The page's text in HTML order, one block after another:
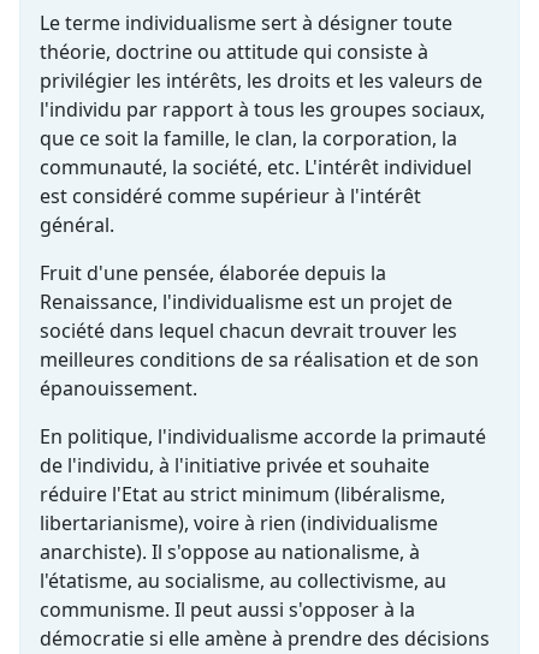
Le terme individualisme sert à désigner toute
théorie, doctrine ou attitude qui consiste à
privilégier les intérêts, les droits et les valeurs de
l'individu par rapport à tous les groupes sociaux,
que ce soit la famille, le clan, la corporation, la
communauté, la société, etc. L'intérêt individuel
est considéré comme supérieur à l'intérêt
général.
Fruit d'une pensée, élaborée depuis la
Renaissance, l'individualisme est un projet de
société dans lequel chacun devrait trouver les
meilleures conditions de sa réalisation et de son
épanouissement.
En politique, l'individualisme accorde la primauté
de l'individu, à l'initiative privée et souhaite
réduire l'Etat au strict minimum (libéralisme,
libertarianisme), voire à rien (individualisme
anarchiste). Il s'oppose au nationalisme, à
l'étatisme, au socialisme, au collectivisme, au
communisme. Il peut aussi s'opposer à la
démocratie si elle amène à prendre des décisions